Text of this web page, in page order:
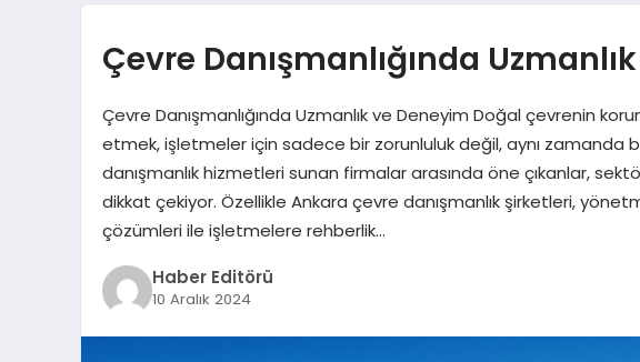
Çevre Danışmanlığında
Çevre Danışmanlığında Uzmanlık ve Deneyim Doğal çevrenin
etmek, işletmeler için sadece bir zorunluluk değil, aynı zamanda
danışmanlık hizmetleri sunan firmalar arasında öne çıkanlar,
dikkat çekiyor. Özellikle Ankara çevre danışmanlık şirketleri,
çözümleri ile işletmelere rehberlik…
Haber Editörü
10 Aralık 2024